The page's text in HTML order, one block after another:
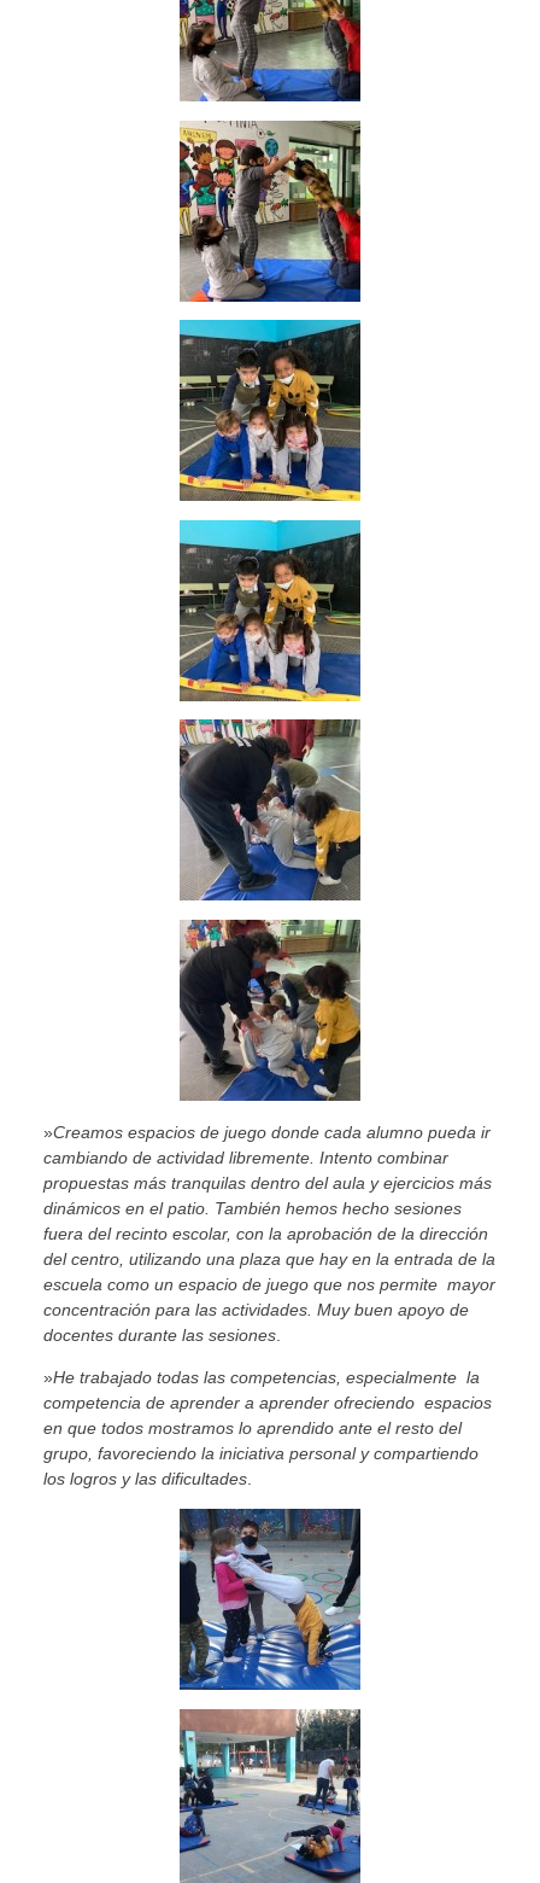
»Creamos espacios de juego donde cada alumno pueda ir
cambiando de actividad libremente. Intento combinar
propuestas más tranquilas dentro del aula y ejercicios más
dinámicos en el patio. También hemos hecho sesiones
fuera del recinto escolar, con la aprobación de la dirección
del centro, utilizando una plaza que hay en la entrada de la
escuela como un espacio de juego que nos permite mayor
concentración para las actividades. Muy buen apoyo de
docentes durante las sesiones.
»He trabajado todas las competencias, especialmente la
competencia de aprender a aprender ofreciendo espacios
en que todos mostramos lo aprendido ante el resto del
grupo, favoreciendo la iniciativa personal y compartiendo
los logros y las dificultades.